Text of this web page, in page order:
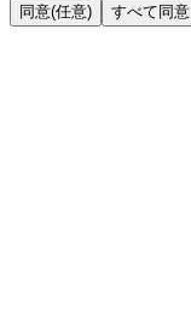
同意(任意)
すべて同意